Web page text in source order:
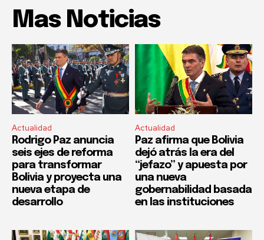
Mas Noticias
Actualidad
Rodrigo Paz anuncia
seis ejes de reforma
para transformar
Bolivia y proyecta una
nueva etapa de
desarrollo
Actualidad
Paz afirma que Bolivia
dejó atrás la era del
“jefazo” y apuesta por
una nueva
gobernabilidad basada
en las instituciones